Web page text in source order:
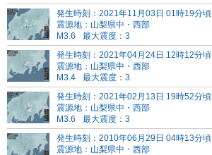
発生時刻：2021年11月03日 01時19分頃
震源地：山梨県中・西部
M3.6
最大震度：3
発生時刻：2021年04月24日 12時12分頃
震源地：山梨県中・西部
M3.4
最大震度：3
発生時刻：2021年02月13日 19時52分頃
震源地：山梨県中・西部
M3.6
最大震度：3
発生時刻：2010年06月29日 04時13分頃
震源地：山梨県中・西部